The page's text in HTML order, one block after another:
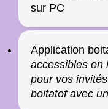
sur PC
Application
accessibles en
pour vos
boitatof avec